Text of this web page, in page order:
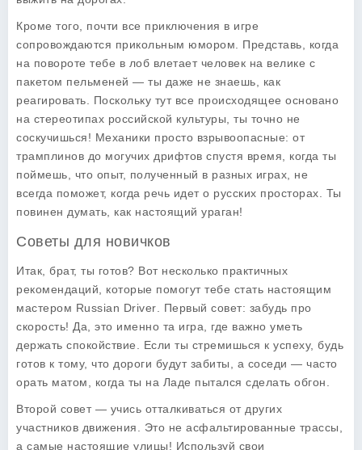
Кроме того, почти все приключения в игре
сопровождаются прикольным юмором. Представь, когда
на повороте тебе в лоб влетает человек на велике с
пакетом пельменей — ты даже не знаешь, как
реагировать. Поскольку тут все происходящее основано
на стереотипах российской культуры, ты точно не
соскучишься! Механики просто взрывоопасные: от
трамплинов до могучих дрифтов спустя время, когда ты
поймешь, что опыт, полученный в разных играх, не
всегда поможет, когда речь идет о русских просторах. Ты
повинен думать, как настоящий ураган!
Советы для новичков
Итак, брат, ты готов? Вот несколько практичных
рекомендаций, которые помогут тебе стать настоящим
мастером Russian Driver . Первый совет: забудь про
скорость! Да, это именно та игра, где важно уметь
держать спокойствие. Если ты стремишься к успеху, будь
готов к тому, что дороги будут забиты, а соседи — часто
орать матом, когда ты на Ладе пытался сделать обгон.
Второй совет — учись отталкиваться от других
участников движения. Это не асфальтированные трассы,
а самые настоящие улицы! Используй свои